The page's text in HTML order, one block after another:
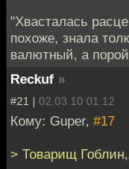
"Хвасталась
похоже, знала
валютный, а
Reckuf »
#21 | 02.03.10 01:12
Кому: Guper, #17
> Товарищ